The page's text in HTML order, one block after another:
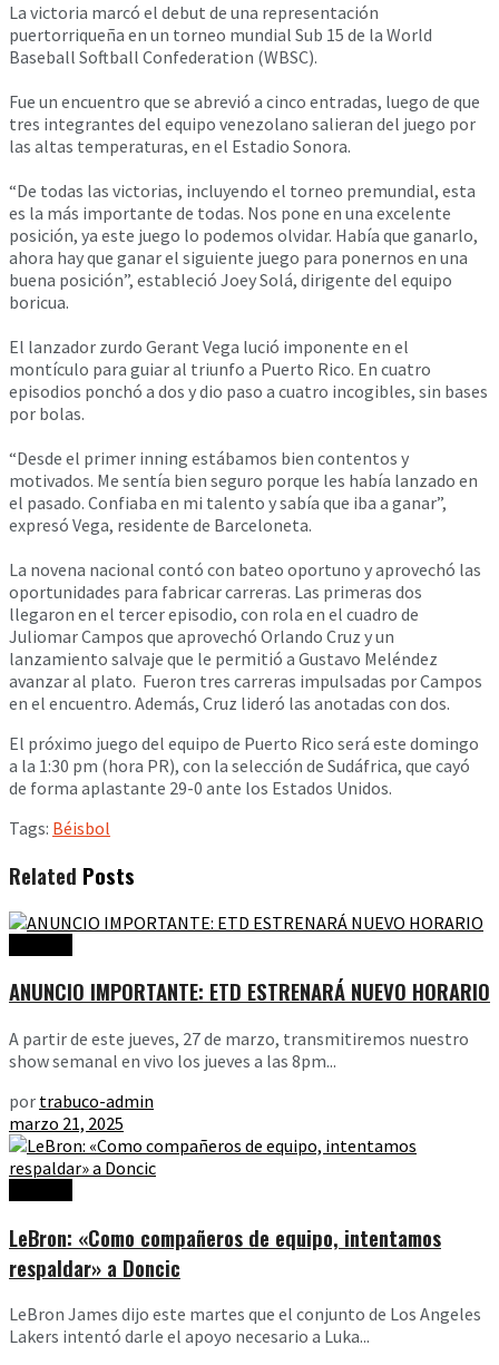
La victoria marcó el debut de una representación
puertorriqueña en un torneo mundial Sub 15 de la World
Baseball Softball Confederation (WBSC).
Fue un encuentro que se abrevió a cinco entradas, luego de que
tres integrantes del equipo venezolano salieran del juego por
las altas temperaturas, en el Estadio Sonora.
“De todas las victorias, incluyendo el torneo premundial, esta
es la más importante de todas. Nos pone en una excelente
posición, ya este juego lo podemos olvidar. Había que ganarlo,
ahora hay que ganar el siguiente juego para ponernos en una
buena posición”, estableció Joey Solá, dirigente del equipo
boricua.
El lanzador zurdo Gerant Vega lució imponente en el
montículo para guiar al triunfo a Puerto Rico. En cuatro
episodios ponchó a dos y dio paso a cuatro incogibles, sin bases
por bolas.
“Desde el primer inning estábamos bien contentos y
motivados. Me sentía bien seguro porque les había lanzado en
el pasado. Confiaba en mi talento y sabía que iba a ganar”,
expresó Vega, residente de Barceloneta.
La novena nacional contó con bateo oportuno y aprovechó las
oportunidades para fabricar carreras. Las primeras dos
llegaron en el tercer episodio, con rola en el cuadro de
Juliomar Campos que aprovechó Orlando Cruz y un
lanzamiento salvaje que le permitió a Gustavo Meléndez
avanzar al plato. Fueron tres carreras impulsadas por Campos
en el encuentro. Además, Cruz lideró las anotadas con dos.
El próximo juego del equipo de Puerto Rico será este domingo
a la 1:30 pm (hora PR), con la selección de Sudáfrica, que cayó
de forma aplastante 29-0 ante los Estados Unidos.
Tags: Béisbol
Related Posts
ANUNCIO IMPORTANTE: ETD ESTRENARÁ NUEVO HORARIO
A partir de este jueves, 27 de marzo, transmitiremos nuestro
show semanal en vivo los jueves a las 8pm...
por trabuco-admin
marzo 21, 2025
LeBron: «Como compañeros de equipo, intentamos
respaldar» a Doncic
LeBron James dijo este martes que el conjunto de Los Angeles
Lakers intentó darle el apoyo necesario a Luka...